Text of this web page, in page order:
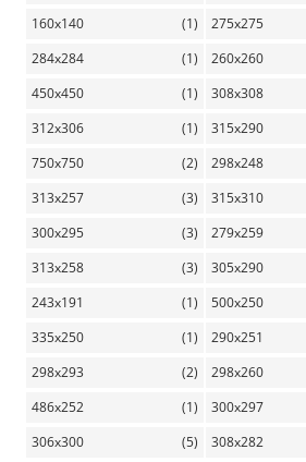
160x140
(1) 275x275
284x284
(1) 260x260
450x450
(1) 308x308
312x306
(1) 315x290
750x750
(2) 298x248
313x257
(3) 315x310
300x295
(3) 279x259
313x258
(3) 305x290
243x191
(1) 500x250
335x250
(1) 290x251
298x293
(2) 298x260
486x252
(1) 300x297
306x300
(5) 308x282